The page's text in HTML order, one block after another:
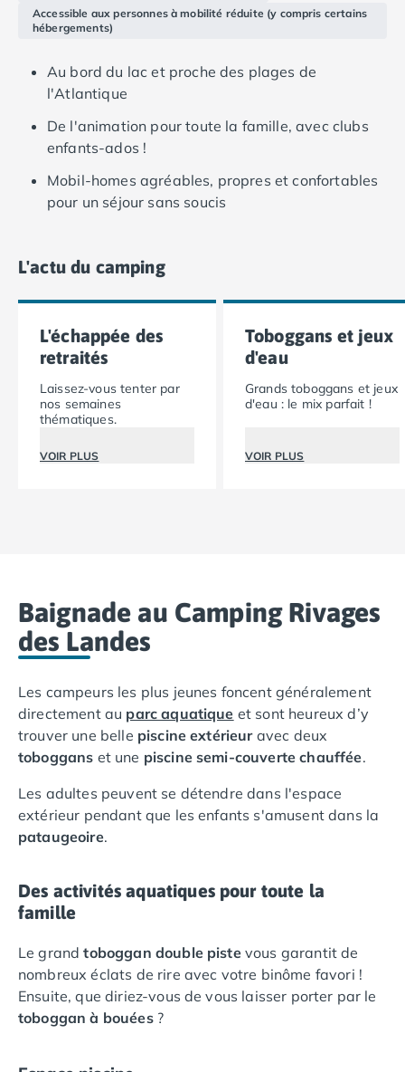
Camping Aigues-Mortes
Camping Grau-du-Roi
Camping Hérault
Camping Agde
Camping La Grande Motte
Camping Marseillan-Plage
Camping Montpellier
Camping Palavas-les-Flots
Camping Vias-Plage
Camping Canet-en-Roussillon
Camping Collioure
Camping Perpignan
Camping Saint-Cyprien
Camping Corrèze
Camping Saint-Amans-des-Cots
Camping Gers
Camping Lot
Camping Tarn
Camping Nord-Pas-de-Calais
Camping Pas-de-Calais
Camping Berck
Camping Boulogne-sur-Mer
Camping Le Portel
Camping Le Touquet
Camping Loire-Atlantique
Camping Guerande
Camping La Turballe
Camping Nantes
Camping Pornic
Camping Pornichet
hébergements, dont certains sont climatisés, se
espaces de vie confortables et de grandes terrasses.
Accessible aux personnes à mobilité réduite (y compris certains
hébergements)
Au bord du lac et proche des plages de
l'Atlantique
De l'animation pour toute la famille, avec clubs
enfants-ados !
Mobil-homes agréables, propres et confortables
pour un séjour sans soucis
L'actu du camping
L'échappée des
retraités
Laissez-vous tenter par
nos semaines
thématiques.
VOIR PLUS
Toboggans et jeux
d'eau
Grands toboggans et jeux
d'eau : le mix parfait !
VOIR PLUS
Baignade au Camping Rivages
des Landes
Les campeurs les plus jeunes foncent généralement
directement au parc aquatique et sont heureux d’y
trouver une belle piscine extérieur avec deux
toboggans et une piscine semi-couverte chauffée.
Les adultes peuvent se détendre dans l'espace
extérieur pendant que les enfants s'amusent dans la
pataugeoire.
Des activités aquatiques pour toute la
famille
Le grandtoboggan double pistevous garantit de
nombreux éclats de rire avec votre binôme favori !
Ensuite, que diriez-vous de vous laisser porter par le
toboggan à bouées?